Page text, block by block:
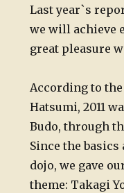
on
Last year`s
we will achieve
great pleasure
According to
Hatsumi, 2011
Budo, through
Since the
dojo, we gave
theme: Takagi